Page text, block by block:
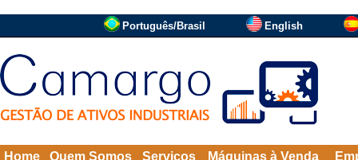
Português/Brasil English
Home Quem Somos Serviços Máquinas à Venda